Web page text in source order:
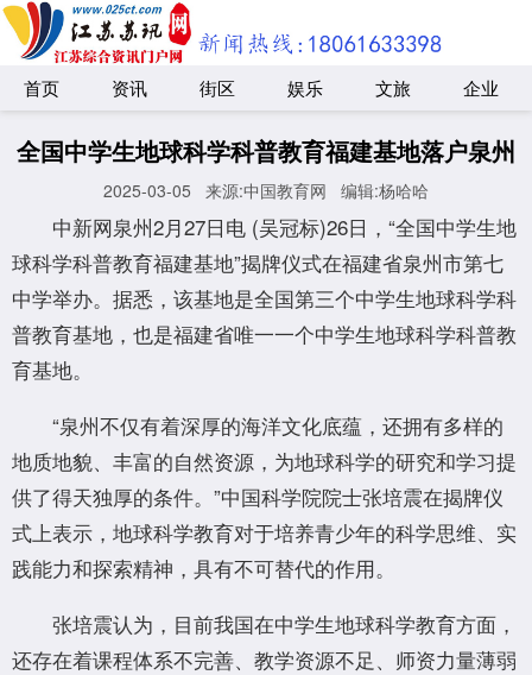
首页 资讯 街区 娱乐 文旅 企业
全国中学生地球科学科普教育福建基地落户泉州
2025-03-05 来源:中国教育网 编辑:杨哈哈
中新网泉州2月27日电 (吴冠标)26日，“全国中学生地
球科学科普教育福建基地”揭牌仪式在福建省泉州市第七
中学举办。据悉，该基地是全国第三个中学生地球科学科
普教育基地，也是福建省唯一一个中学生地球科学科普教
育基地。
“泉州不仅有着深厚的海洋文化底蕴，还拥有多样的
地质地貌、丰富的自然资源，为地球科学的研究和学习提
供了得天独厚的条件。”中国科学院院士张培震在揭牌仪
式上表示，地球科学教育对于培养青少年的科学思维、实
践能力和探索精神，具有不可替代的作用。
张培震认为，目前我国在中学生地球科学教育方面，
还存在着课程体系不完善、教学资源不足、师资力量薄弱